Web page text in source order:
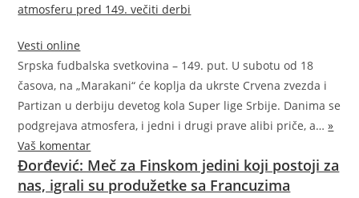
Vesti online
Srpska fudbalska svetkovina – 149. put. U subotu od 18
časova, na „Marakani“ će koplja da ukrste Crvena zvezda i
Partizan u derbiju devetog kola Super lige Srbije. Danima se
podgrejava atmosfera, i jedni i drugi prave alibi priče,a…»
Vaš komentar
Đorđević: Meč za Finskom jedini koji postoji za
nas, igrali su produžetke sa Francuzima